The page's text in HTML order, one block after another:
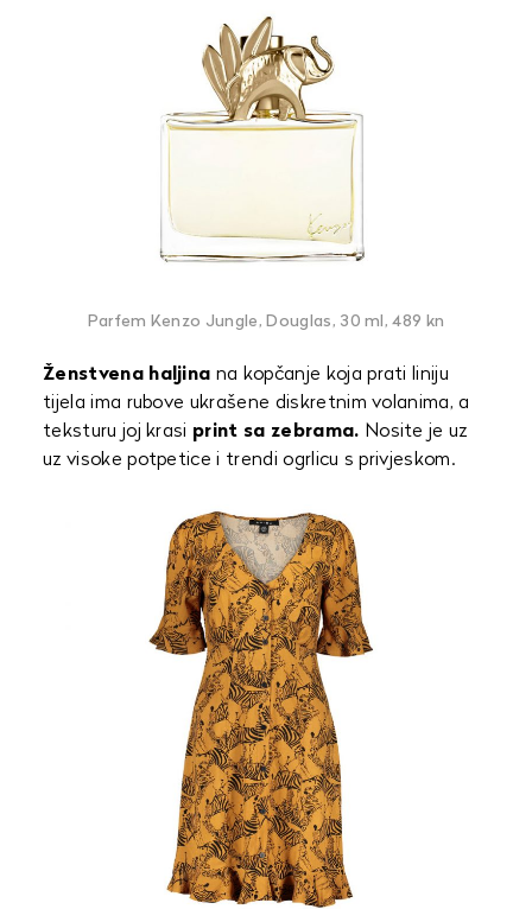
Parfem Kenzo Jungle, Douglas, 30 ml, 489 kn
Ženstvena haljina na kopčanje koja prati liniju
tijela ima rubove ukrašene diskretnim volanima, a
teksturu joj krasi print sa zebrama. Nosite je uz
uz visoke potpetice i trendi ogrlicu s privjeskom.